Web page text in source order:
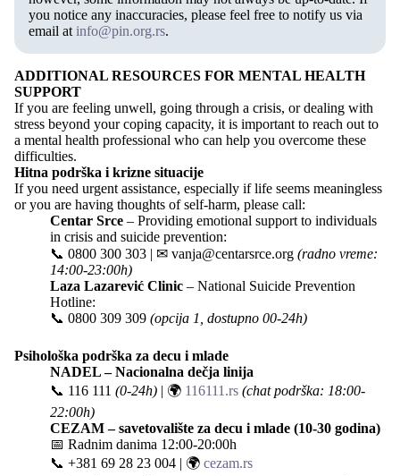
you notice any inaccuracies, please feel free to notify us via
email at info@pin.org.rs.
ADDITIONAL RESOURCES FOR MENTAL HEALTH
SUPPORT
If you are feeling unwell, going through a crisis, or dealing with
stress beyond your coping capacity, it is important to reach out to
a mental health professional who can help you overcome these
difficulties.
Hitna podrška i krizne situacije
If you need urgent assistance, especially if life seems meaningless
or you are having thoughts of self-harm, please call:
Centar Srce – Providing emotional support to individuals
in crisis and suicide prevention:
📞 0800 300 303 | ✉ vanja@centarsrce.org (radno vreme:
14:00-23:00h)
Laza Lazarević Clinic – National Suicide Prevention
Hotline:
📞 0800 309 309 (opcija 1, dostupno 00-24h)
Psihološka podrška za decu i mlade
NADEL – Nacionalna dečja linija
📞 116 111 (0-24h) | 🌍 116111.rs (chat podrška: 18:00-
22:00h)
CEZAM – savetovalište za decu i mlade (10-30 godina)
📅 Radnim danima 12:00-20:00h
📞 +381 69 28 23 004 | 🌍 cezam.rs